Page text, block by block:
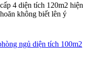
4 diện tích 120m2 hiện
không biết lên ý